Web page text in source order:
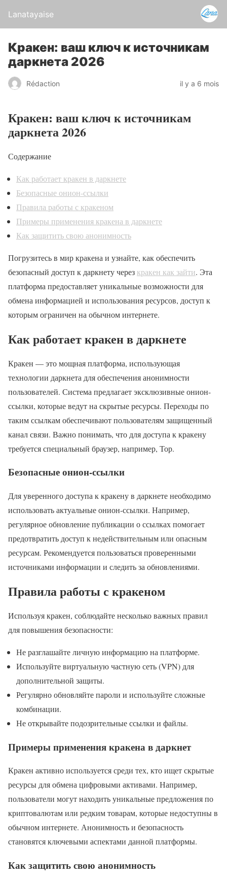
Lanatayaise
Кракен: ваш ключ к источникам
даркнета 2026
Rédaction il y a 6 mois
Кракен: ваш ключ к источникам
даркнета 2026
Содержание
Как работает кракен в даркнете
Безопасные онион-ссылки
Правила работы с кракеном
Примеры применения кракена в даркнете
Как защитить свою анонимность
Погрузитесь в мир кракена и узнайте, как обеспечить
безопасный доступ к даркнету через кракен как зайти. Эта
платформа предоставляет уникальные возможности для
обмена информацией и использования ресурсов, доступ к
которым ограничен на обычном интернете.
Как работает кракен в даркнете
Кракен — это мощная платформа, использующая
технологии даркнета для обеспечения анонимности
пользователей. Система предлагает эксклюзивные онион-
ссылки, которые ведут на скрытые ресурсы. Переходы по
таким ссылкам обеспечивают пользователям защищенный
канал связи. Важно понимать, что для доступа к кракену
требуется специальный браузер, например, Тор.
Безопасные онион-ссылки
Для уверенного доступа к кракену в даркнете необходимо
использовать актуальные онион-ссылки. Например,
регулярное обновление публикации о ссылках помогает
предотвратить доступ к недействительным или опасным
ресурсам. Рекомендуется пользоваться проверенными
источниками информации и следить за обновлениями.
Правила работы с кракеном
Используя кракен, соблюдайте несколько важных правил
для повышения безопасности:
Не разглашайте личную информацию на платформе.
Используйте виртуальную частную сеть (VPN) для
дополнительной защиты.
Регулярно обновляйте пароли и используйте сложные
комбинации.
Не открывайте подозрительные ссылки и файлы.
Примеры применения кракена в даркнет
Кракен активно используется среди тех, кто ищет скрытые
ресурсы для обмена цифровыми активами. Например,
пользователи могут находить уникальные предложения по
криптовалютам или редким товарам, которые недоступны в
обычном интернете. Анонимность и безопасность
становятся ключевыми аспектами данной платформы.
Как защитить свою анонимность